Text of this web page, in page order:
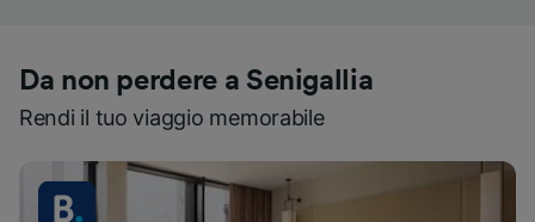
Da non perdere a Senigallia
Rendi il tuo viaggio memorabile